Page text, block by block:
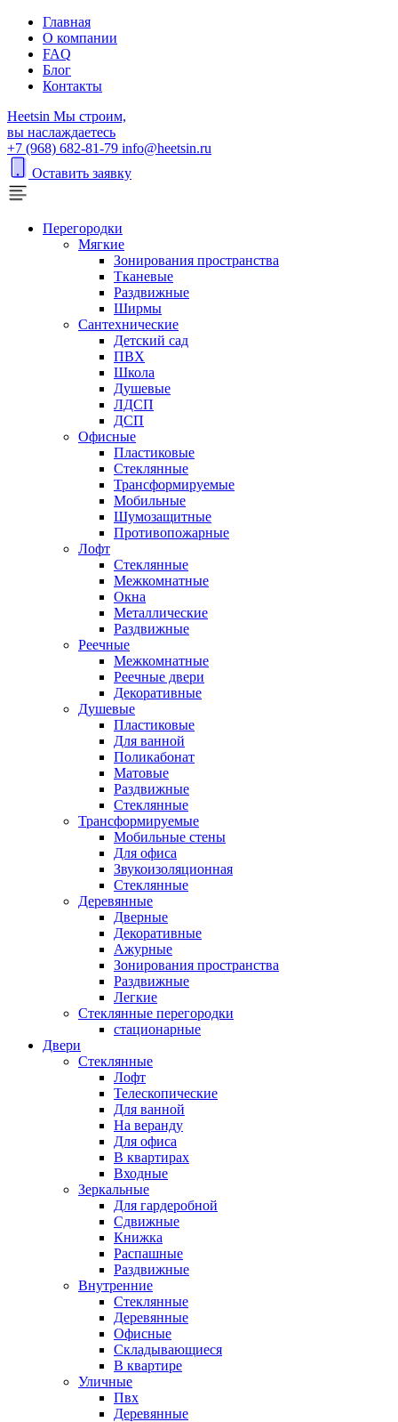
Главная
О компании
FAQ
Блог
Контакты
Heetsin Мы строим,
вы наслаждаетесь
+7 (968) 682-81-79 info@heetsin.ru
Оставить заявку
Перегородки
Мягкие
Зонирования пространства
Тканевые
Раздвижные
Ширмы
Сантехнические
Детский сад
ПВХ
Школа
Душевые
ЛДСП
ДСП
Офисные
Пластиковые
Стеклянные
Трансформируемые
Мобильные
Шумозащитные
Противопожарные
Лофт
Стеклянные
Межкомнатные
Окна
Металлические
Раздвижные
Реечные
Межкомнатные
Реечные двери
Декоративные
Душевые
Пластиковые
Для ванной
Поликабонат
Матовые
Раздвижные
Стеклянные
Трансформируемые
Мобильные стены
Для офиса
Звукоизоляционная
Стеклянные
Деревянные
Дверные
Декоративные
Ажурные
Зонирования пространства
Раздвижные
Легкие
Стеклянные перегородки
стационарные
Двери
Стеклянные
Лофт
Телескопические
Для ванной
На веранду
Для офиса
В квартирах
Входные
Зеркальные
Для гардеробной
Сдвижные
Книжка
Распашные
Раздвижные
Внутренние
Стеклянные
Деревянные
Офисные
Складывающиеся
В квартире
Уличные
Пвх
Деревянные